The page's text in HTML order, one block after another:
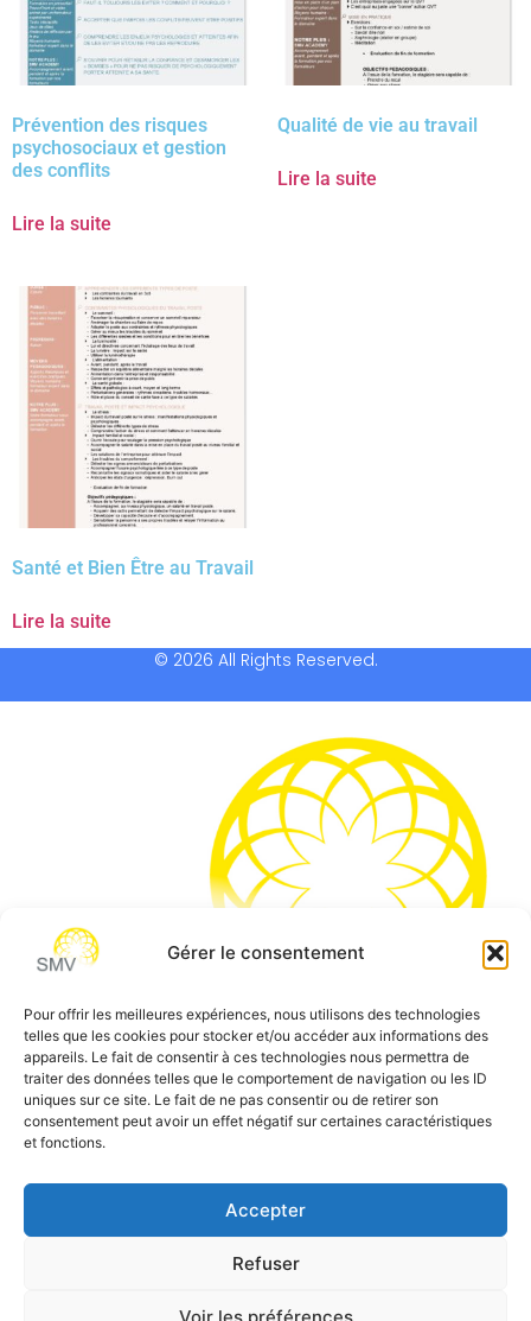
Gérer le consentement
Pour offrir les meilleures expériences, nous utilisons des technologies
telles que les cookies pour stocker et/ou accéder aux informations des
appareils. Le fait de consentir à ces technologies nous permettra de
traiter des données telles que le comportement de navigation ou les ID
uniques sur ce site. Le fait de ne pas consentir ou de retirer son
consentement peut avoir un effet négatif sur certaines caractéristiques
et fonctions.
Accepter
Refuser
Voir les préférences
Prévention des risques
psychosociaux et gestion
des conflits
Lire la suite
Qualité de vie au travail
Lire la suite
Santé et Bien Être au Travail
Lire la suite
© 2026 All Rights Reserved.
SMV permet de vous aider à gagner du temps et vous
permettre de vous concentrer sur l’essentiel de votre
métier
Téléphone:0 805 69 64 75 / 02 37 34 04 04
contact@smvformation.fr
Création & Hébergement Web Cloud par